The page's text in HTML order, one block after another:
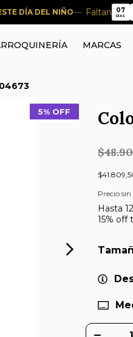
DÍA DEL NIÑO Faltan
07
07
DÍAS
MARCAS
5% OFF
Precio
Hasta
15% off